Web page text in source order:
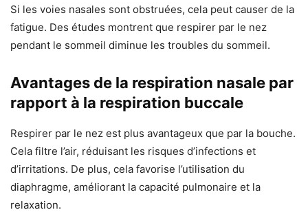
Si les voies nasales sont obstruées, cela peut causer de la
fatigue. Des études montrent que respirer par le nez
pendant le sommeil diminue les troubles du sommeil.
Avantages de la respiration nasale par
rapport à la respiration buccale
Respirer par le nez est plus avantageux que par la bouche.
Cela filtre l’air, réduisant les risques d’infections et
d’irritations. De plus, cela favorise l’utilisation du
diaphragme, améliorant la capacité pulmonaire et la
relaxation.